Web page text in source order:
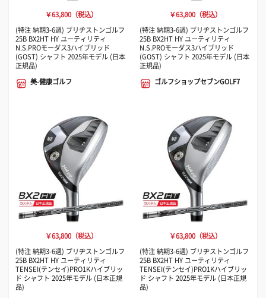
￥63,800（税込）
(特注 納期3-6週) ブリヂストンゴルフ
25B BX2HT HY ユーティリティ
N.S.PROモーダス3ハイブリッド
(GOST) シャフト 2025年モデル (日本
正規品)
美-健康ゴルフ
￥63,800（税込）
(特注 納期3-6週) ブリヂストンゴルフ
25B BX2HT HY ユーティリティ
N.S.PROモーダス3ハイブリッド
(GOST) シャフト 2025年モデル (日本
正規品)
ゴルフショップセブンGOLF7
￥63,800（税込）
(特注 納期3-6週) ブリヂストンゴルフ
25B BX2HT HY ユーティリティ
TENSEI(テンセイ)PRO1Kハイブリッ
ド シャフト 2025年モデル (日本正規
品)
￥63,800（税込）
(特注 納期3-6週) ブリヂストンゴルフ
25B BX2HT HY ユーティリティ
TENSEI(テンセイ)PRO1Kハイブリッ
ド シャフト 2025年モデル (日本正規
品)